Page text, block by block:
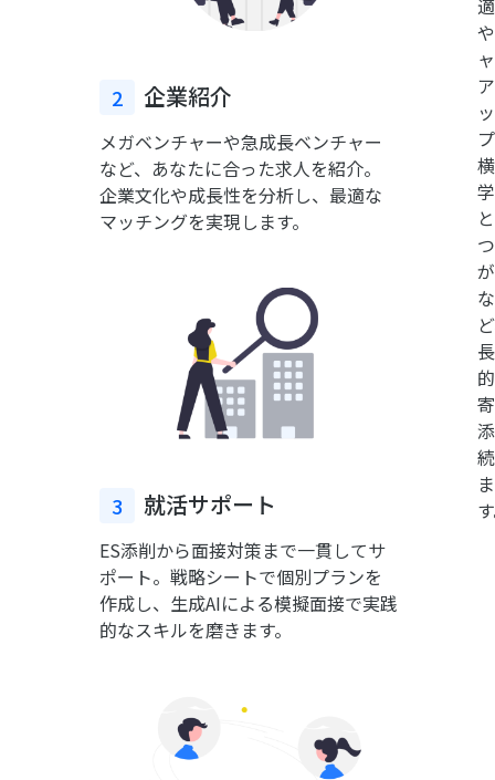
ー
ッ
な
ま
2 企業紹介
メガベンチャーや急成長ベンチャー
など、あなたに合った求人を紹介。
企業文化や成長性を分析し、最適な
マッチングを実現します。
3 就活サポート
ES添削から面接対策まで一貫してサ
ポート。戦略シートで個別プランを
作成し、生成AIによる模擬面接で実践
的なスキルを磨きます。